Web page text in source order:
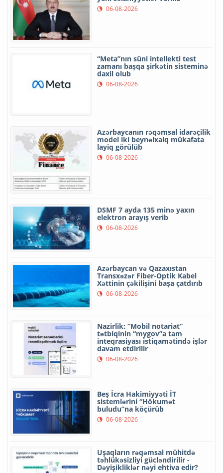
06-08-2026
“Meta”nın süni intellekti test
zamanı başqa şirkətin sisteminə
daxil olub
06-08-2026
Azərbaycanın rəqəmsal idarəçilik
model iki beynəlxalq mükafata
layiq görülüb
06-08-2026
DSMF 7 ayda 135 minə yaxın
elektron arayış verib
06-08-2026
Azərbaycan və Qazaxıstan
Transxəzər Fiber-Optik Kabel
Xəttinin çəkilişini başa çatdırıb
06-08-2026
Nazirlik: “Mobil notariat”
tətbiqinin “mygov”a tam
inteqrasiyası istiqamətində işlər
davam etdirilir
06-08-2026
Beş İcra Hakimiyyəti İT
sistemlərini “Hökumət
buludu”na köçürüb
06-08-2026
Uşaqların rəqəmsal mühitdə
təhlükəsizliyi gücləndirilir -
Dəyişikliklər nəyi ehtiva edir?